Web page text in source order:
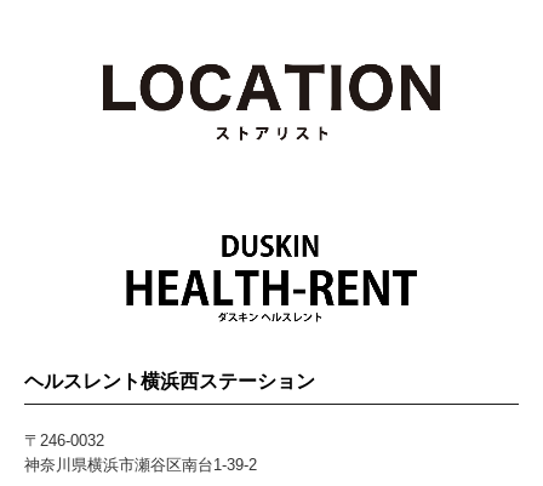
ヘルスレント横浜西ステーション
〒246-0032
神奈川県横浜市瀬谷区南台1-39-2